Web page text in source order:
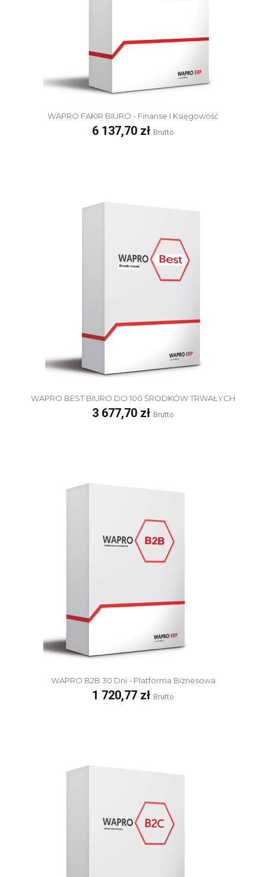
WAPRO FAKIR BIURO - Finanse I Księgowość
Cena
6 137,70 zł Brutto
WAPRO BEST BIURO DO 100 ŚRODKÓW TRWAŁYCH
Cena
3 677,70 zł Brutto
WAPRO B2B 30 Dni - Platforma Biznesowa
Cena
1 720,77 zł Brutto